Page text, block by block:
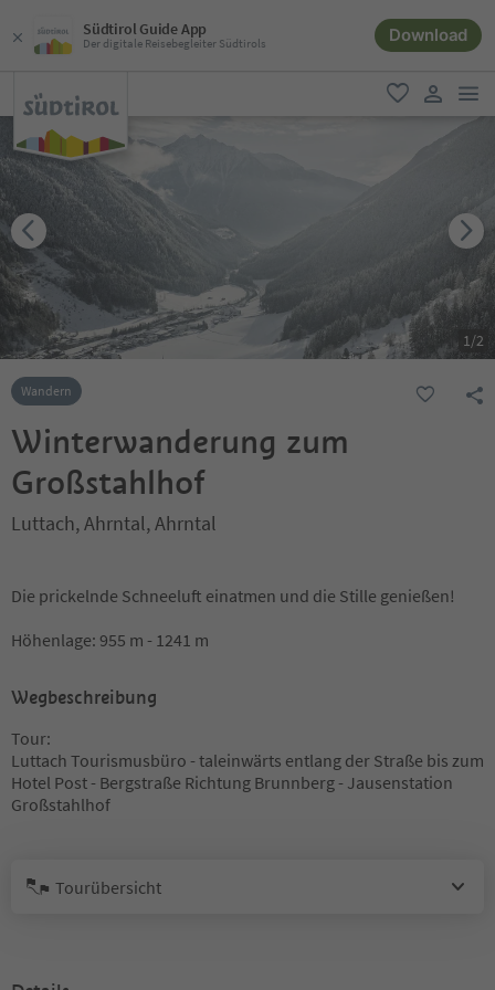
Südtirol Guide App
Der digitale Reisebegleiter Südtirols Download
favorit
user link
1/2
Wandern
Winterwanderung zum
Großstahlhof
Luttach, Ahrntal, Ahrntal
Die prickelnde Schneeluft einatmen und die Stille genießen!
Höhenlage: 955 m - 1241 m
Wegbeschreibung
Tour:
Luttach Tourismusbüro - taleinwärts entlang der Straße bis zum
Hotel Post - Bergstraße Richtung Brunnberg - Jausenstation
Großstahlhof
Tourübersicht